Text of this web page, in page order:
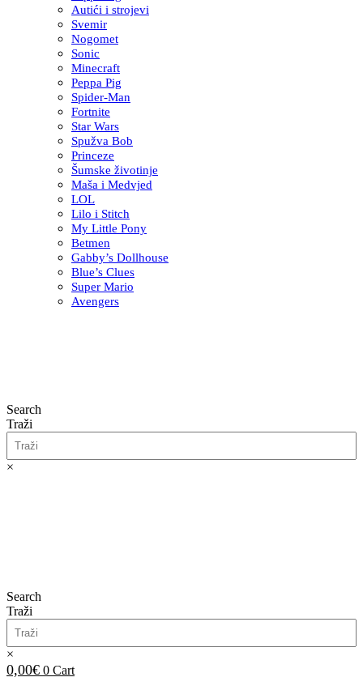
Autići i strojevi
Svemir
Nogomet
Sonic
Minecraft
Peppa Pig
Spider-Man
Fortnite
Star Wars
Spužva Bob
Princeze
Šumske životinje
Maša i Medvjed
LOL
Lilo i Stitch
My Little Pony
Betmen
Gabby’s Dollhouse
Blue’s Clues
Super Mario
Avengers
Search
Traži
×
Search
Traži
×
0,00€ 0 Cart